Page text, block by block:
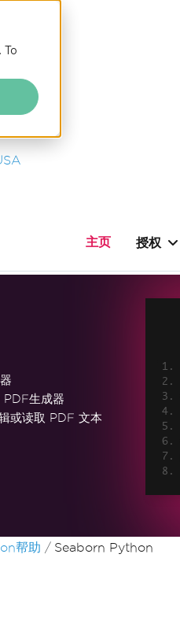
主页 授权
PDF生成器
或读取 PDF 文本
帮助 Seaborn Python